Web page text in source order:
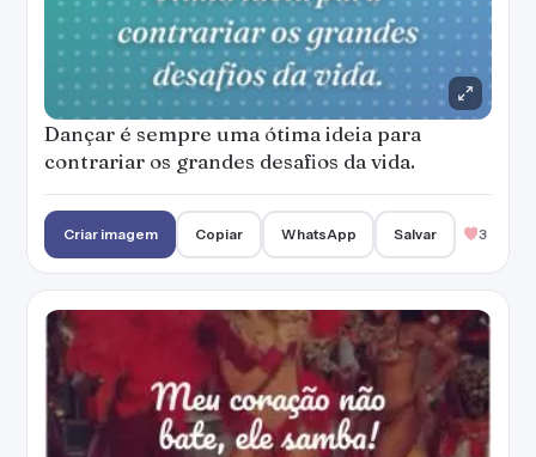
Dançar é sempre uma ótima ideia para
contrariar os grandes desafios da vida.
Criar imagem Copiar WhatsApp Salvar 3